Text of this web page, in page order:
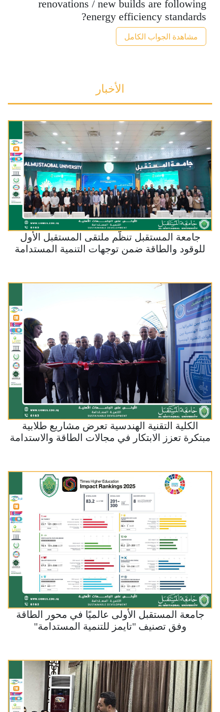
renovations / new builds are following
energy efficiency standards?
مشاهدة الجواب الكامل
الأخبار
جامعة المستقبل تنظّم ملتقى المستقبل الأول
للوقود والطاقة ضمن توجهات التنمية المستدامة
الكلية التقنية الهندسية تعرض مشاريع طلابية
مبتكرة تعزز الابتكار في مجالات الطاقة والاستدامة
جامعة المستقبل الأولى عالميًا في محور الطاقة
وفق تصنيف "تايمز للتنمية المستدامة"